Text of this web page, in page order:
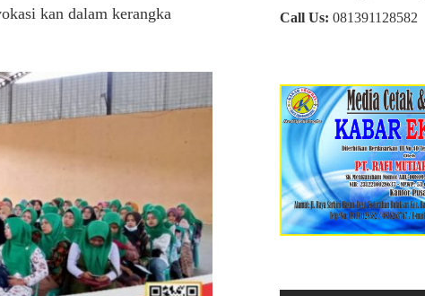
kan dalam kerangka
Call Us: 081391128582